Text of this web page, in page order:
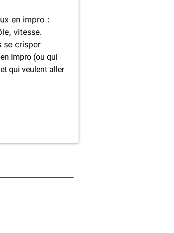
en impro :
vitesse.
se crisper
impro (ou qui
qui veulent aller